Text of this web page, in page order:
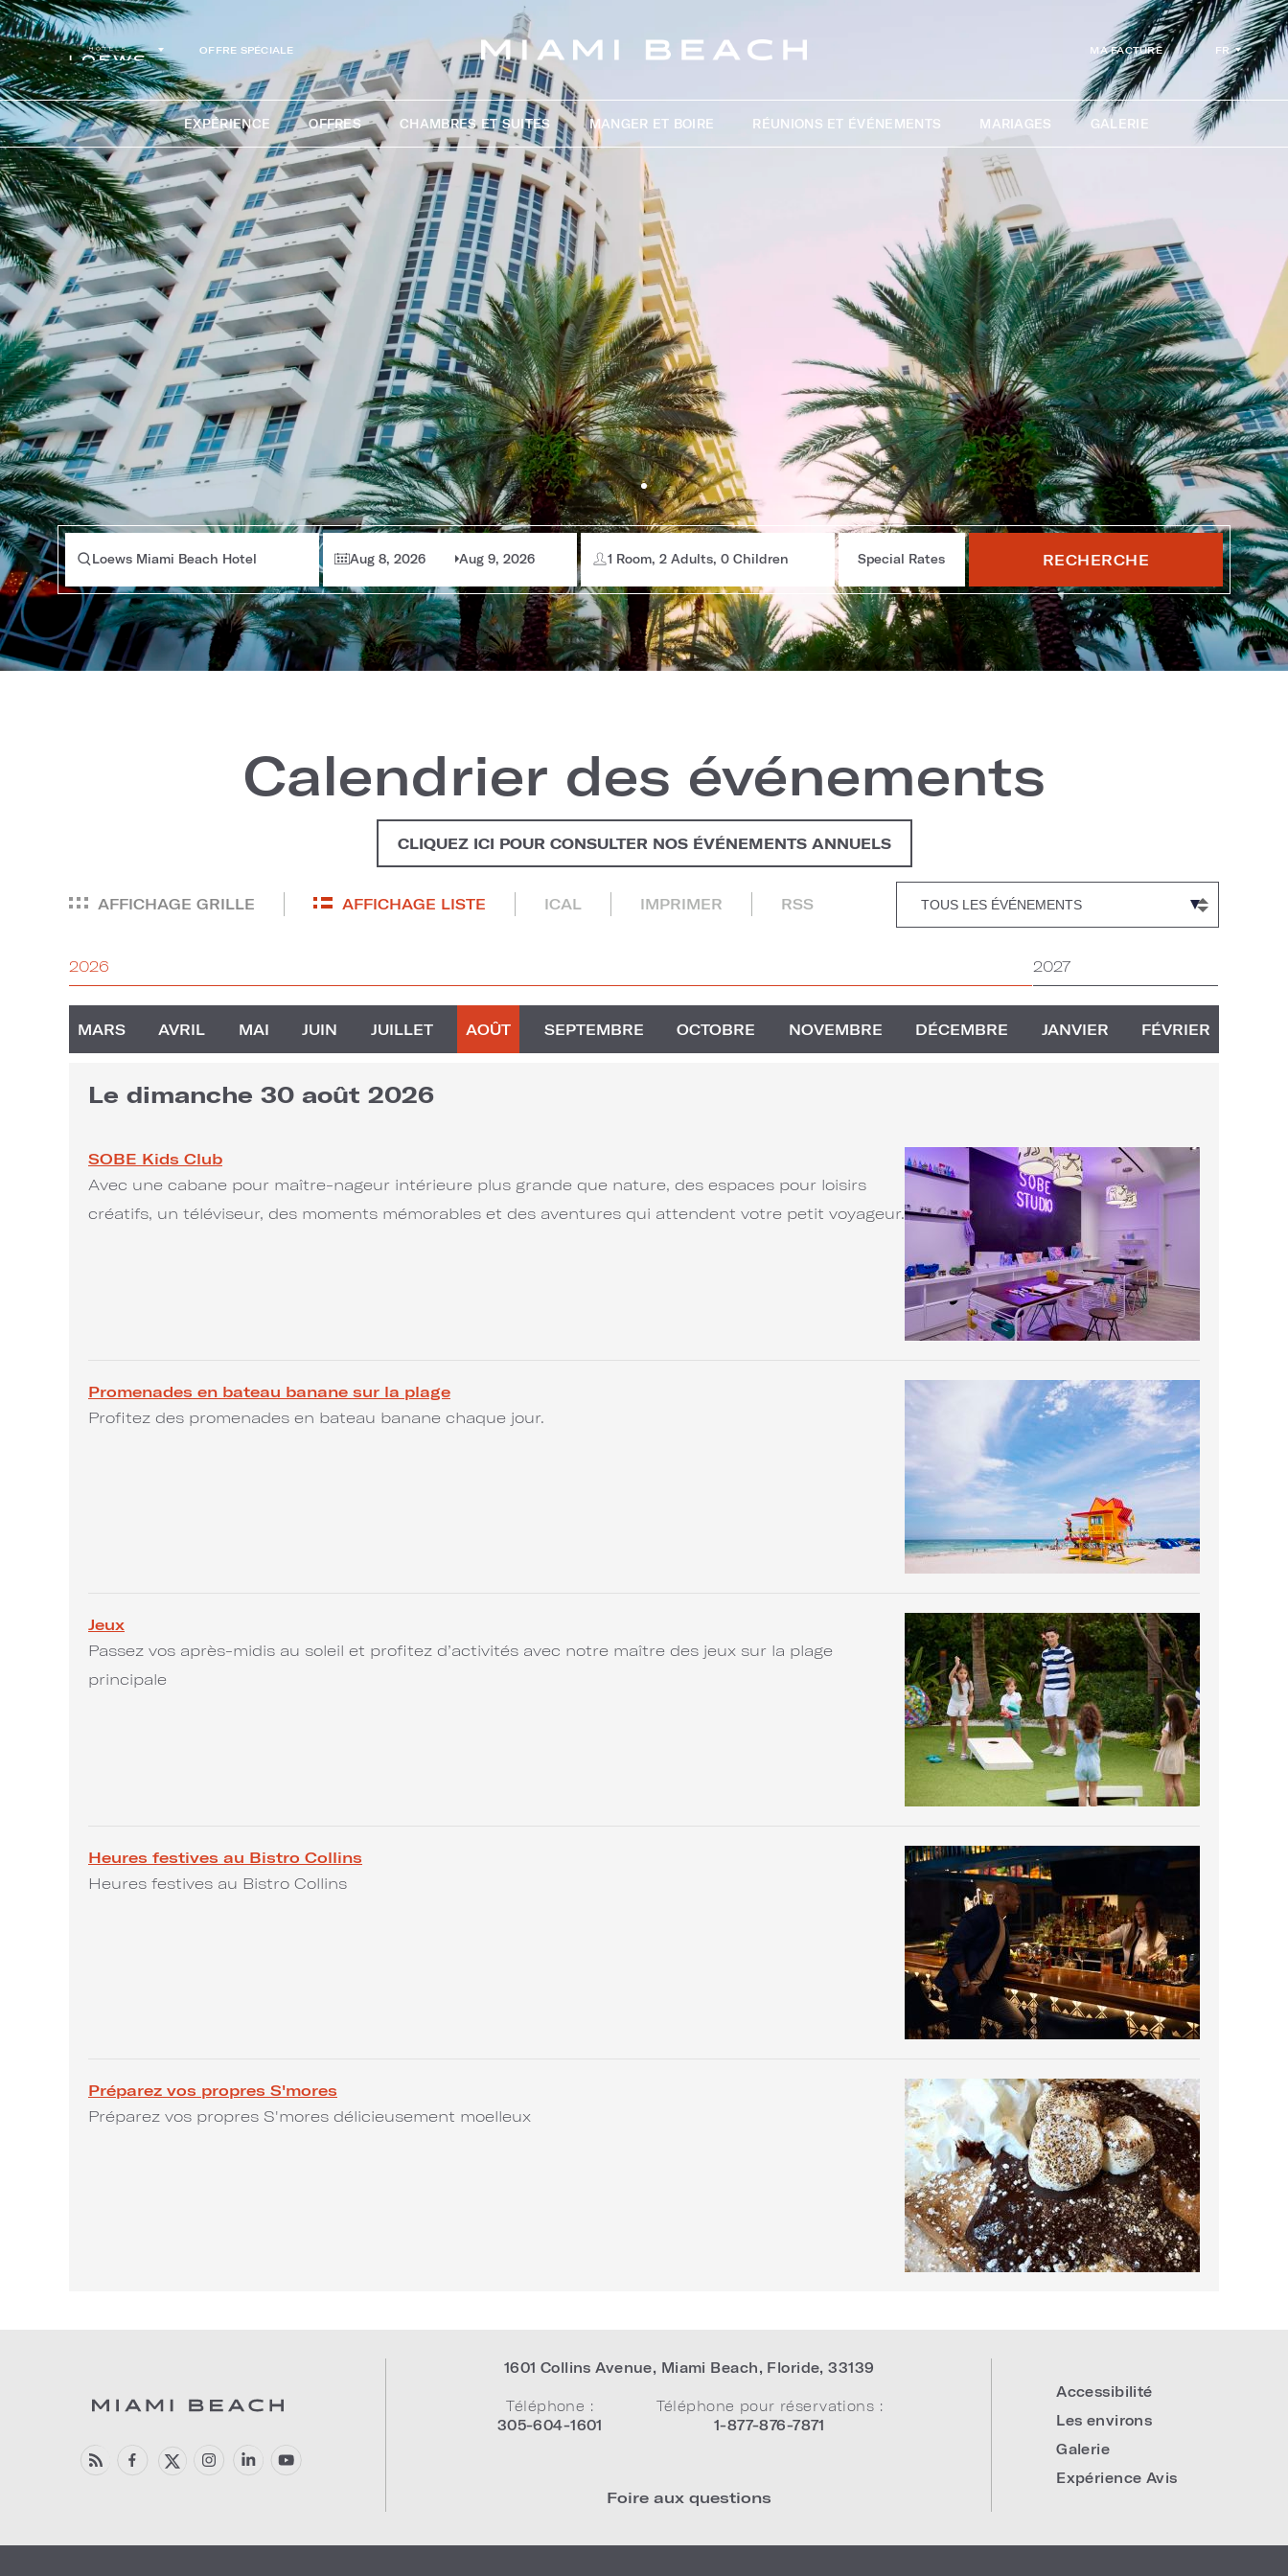
OFFRE SPÉCIALE MA FACTURE FR
EXPÉRIENCE OFFRES CHAMBRES ET SUITES MANGER ET BOIRE RÉUNIONS ET ÉVÉNEMENTS MARIAGES GALERIE
Loews Miami Beach Hotel Aug 8, 2026 Aug 9, 2026 1 Room, 2 Adults, 0 Children Special Rates RECHERCHE
Calendrier des événements
CLIQUEZ ICI POUR CONSULTER NOS ÉVÉNEMENTS ANNUELS
AFFICHAGE GRILLE AFFICHAGE LISTE ICAL IMPRIMER RSS
2026 2027
MARS AVRIL MAI JUIN JUILLET AOÛT SEPTEMBRE OCTOBRE NOVEMBRE DÉCEMBRE JANVIER FÉVRIER
Le dimanche 30 août 2026
SOBE Kids Club
Avec une cabane pour maître-nageur intérieure plus grande que nature, des espaces pour loisirs
créatifs, un téléviseur, des moments mémorables et des aventures qui attendent votre petit voyageur.
Promenades en bateau banane sur la plage
Profitez des promenades en bateau banane chaque jour.
Jeux
Passez vos après-midis au soleil et profitez d’activités avec notre maître des jeux sur la plage
principale
Heures festives au Bistro Collins
Heures festives au Bistro Collins
Préparez vos propres S'mores
Préparez vos propres S'mores délicieusement moelleux
1601 Collins Avenue, Miami Beach, Floride,33139
Téléphone :
305-604-1601
Téléphone pour réservations :
1-877-876-7871
Foire aux questions
Accessibilité
Les environs
Galerie
Expérience Avis